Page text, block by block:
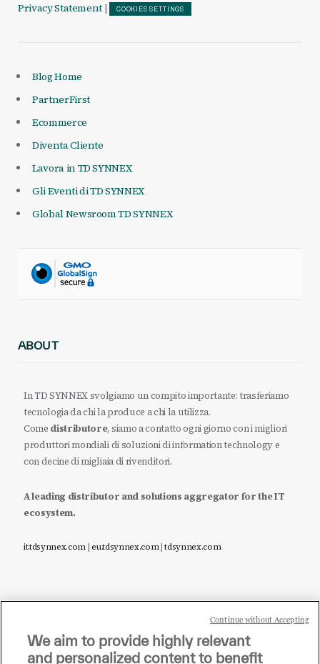
Privacy Statement | COOKIES SETTINGS
Blog Home
PartnerFirst
Ecommerce
Diventa Cliente
Lavora in TD SYNNEX
Gli Eventi di TD SYNNEX
Global Newsroom TD SYNNEX
ABOUT
In TD SYNNEX svolgiamo un compito importante: trasferiamo
tecnologia da chi la produce a chi la utilizza.
Come distributore, siamo a contatto ogni giorno con i migliori
produttori mondiali di soluzioni di information technology e
con decine di migliaia di rivenditori.
A leading distributor and solutions aggregator for the IT
ecosystem.
it.tdsynnex.com|eu.tdsynnex.com|tdsynnex.com
Sei un rivenditore di tecnologia e desideri acquistare
i prodotti o le soluzioni trattate sul blog?
We aim to provide highly relevant
and personalized content to benefit
Continue without Accepting